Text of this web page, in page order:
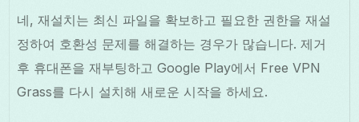
네, 재설치는 최신 파일을 확보하고 필요한 권한을 재설
정하여 호환성 문제를 해결하는 경우가 많습니다. 제거
후 휴대폰을 재부팅하고 Google Play에서 Free VPN
Grass를 다시 설치해 새로운 시작을 하세요.